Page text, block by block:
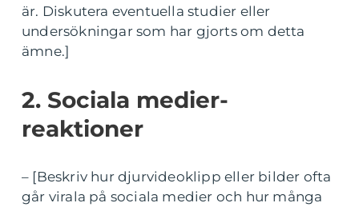
är. Diskutera eventuella studier eller
undersökningar som har gjorts om detta
ämne.]
2. Sociala medier-
reaktioner
– [Beskriv hur djurvideoklipp eller bilder ofta
går virala på sociala medier och hur många